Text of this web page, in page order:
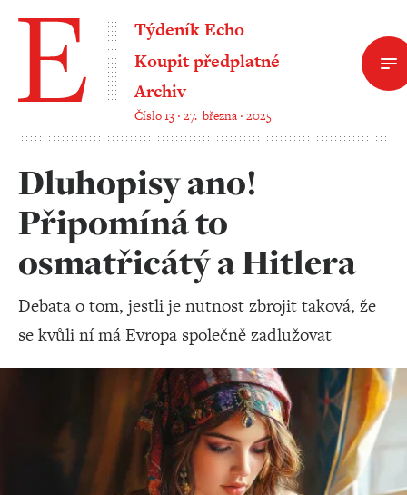
Týdeník Echo
Koupit předplatné
Archiv
Číslo 13 ‧ 27. března ‧ 2025
Dluhopisy ano!
Připomíná to
osmatřicátý a Hitlera
Debata o tom, jestli je nutnost zbrojit taková, že
se kvůli ní má Evropa společně zadlužovat